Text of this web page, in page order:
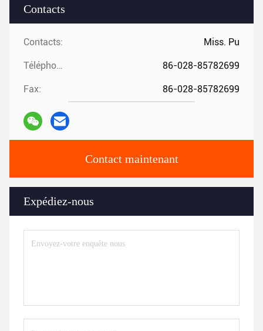
Contacts
Contacts: Miss. Pu
Téléphone: 86-028-85782699
Fax: 86-028-85782699
Contact maintenant
Expédiez-nous